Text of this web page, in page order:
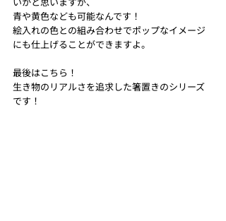
青や黄色なども可能なんです！
絵入れの色との組み合わせでポップなイメージ
にも仕上げることができますよ。
最後はこちら！
生き物のリアルさを追求した箸置きのシリーズ
です！